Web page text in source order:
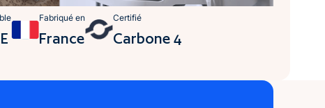
Fabriqué en
France
Certifié
Carbone 4